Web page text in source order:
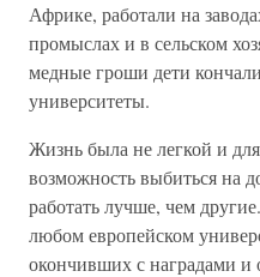
Африке, работали на
промыслах и в сельском
медные гроши дети
университеты.
Жизнь была не легкой и
возможность выбиться на
работать лучше, чем
любом европейском
окончивших с наградами